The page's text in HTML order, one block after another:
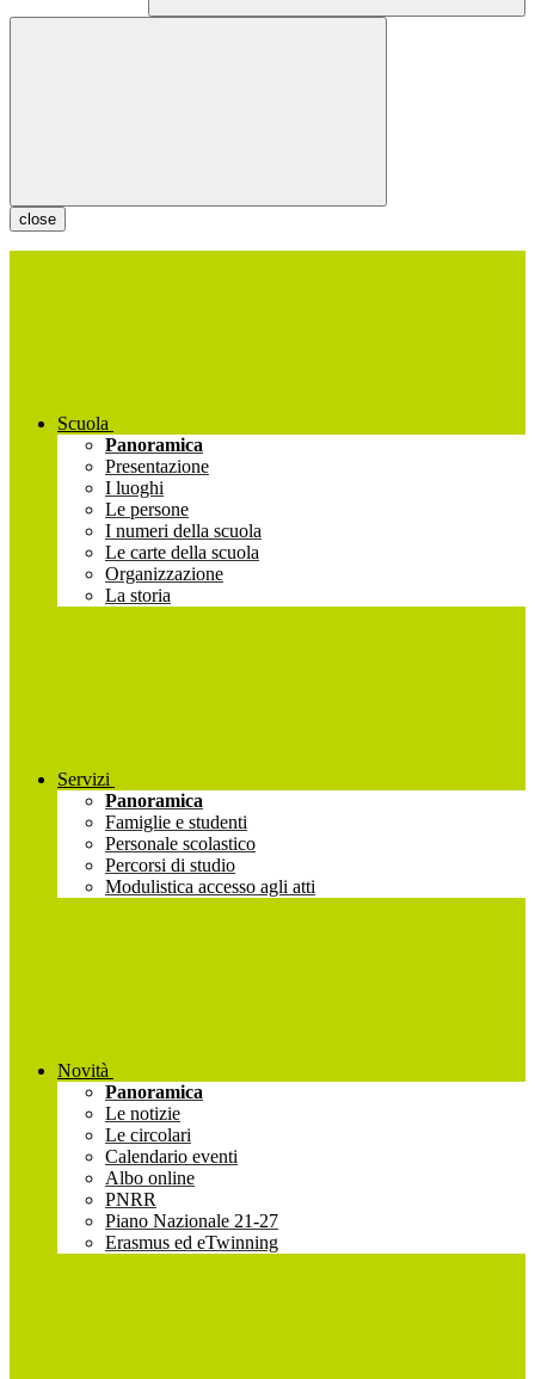
close
Scuola
Panoramica
Presentazione
I luoghi
Le persone
I numeri della scuola
Le carte della scuola
Organizzazione
La storia
Servizi
Panoramica
Famiglie e studenti
Personale scolastico
Percorsi di studio
Modulistica accesso agli atti
Novità
Panoramica
Le notizie
Le circolari
Calendario eventi
Albo online
PNRR
Piano Nazionale 21-27
Erasmus ed eTwinning